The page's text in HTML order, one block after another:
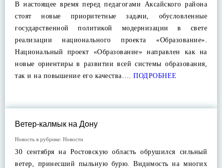
В настоящее время перед педагогами Аксайского района
стоят новые приоритетные задачи, обусловленные
государственной политикой модернизации в свете
реализации национального проекта «Образование».
Национальный проект «Образование» направлен как на
новые ориентиры в развитии всей системы образования,
так и на повышение его качества…. ПОДРОБНЕЕ
Ветер-калмык на Дону
Новость в рубрике: Новости
30 сентября на Ростовскую область обрушился сильный
ветер, принесший пыльную бурю. Видимость на многих